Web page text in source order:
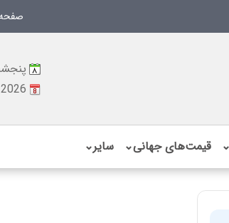
پنجشنبه، ۱۵
⌄ قیمت‌های جهانی⌄ سایر⌄